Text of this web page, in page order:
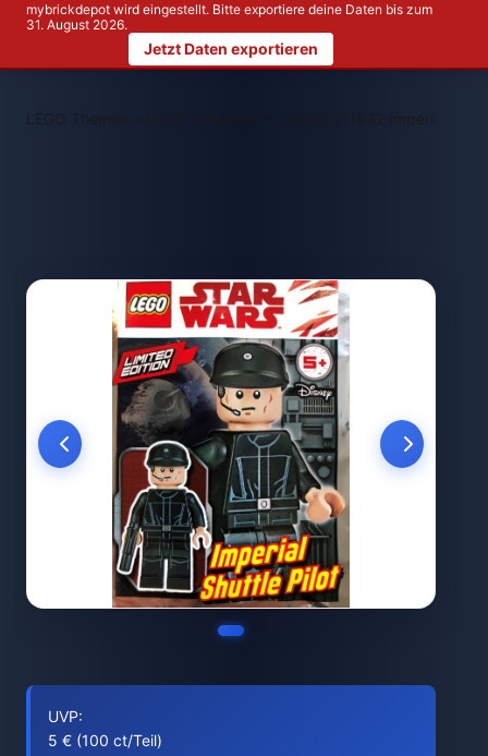
mybrickdepot wird eingestellt. Bitte exportiere deine Daten bis zum
31. August 2026.
Jetzt Daten exportieren
LEGO Themen > LEGO 911832 Imperial
UVP:
5 € (100 ct/Teil)